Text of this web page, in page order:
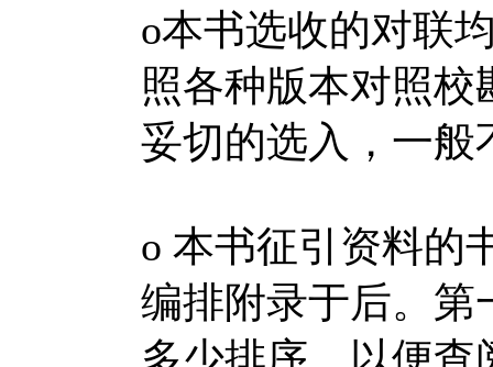
ο本书选收的对联
照各种版本对照
妥切的选入，一般
ο 本书征引资料的
编排附录于后。第